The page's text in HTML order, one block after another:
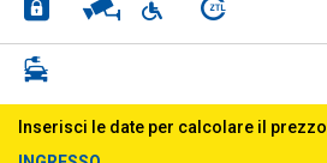
Inserisci le date per calcolare il prezzo